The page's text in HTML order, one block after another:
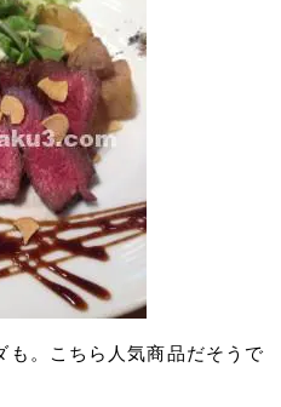
も。こちら人気商品だそうで